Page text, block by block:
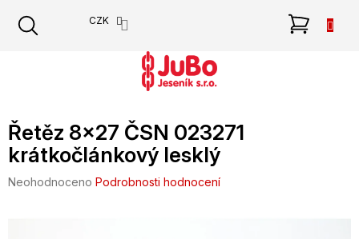
obsah
CZK
Řetěz 8x27 ČSN 023271
krátkočlánkový lesklý
Průměrné
Neohodnoceno Podrobnosti hodnocení